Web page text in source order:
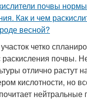
четко
почвы.
отлично растут
кислотности, но
нейтральные